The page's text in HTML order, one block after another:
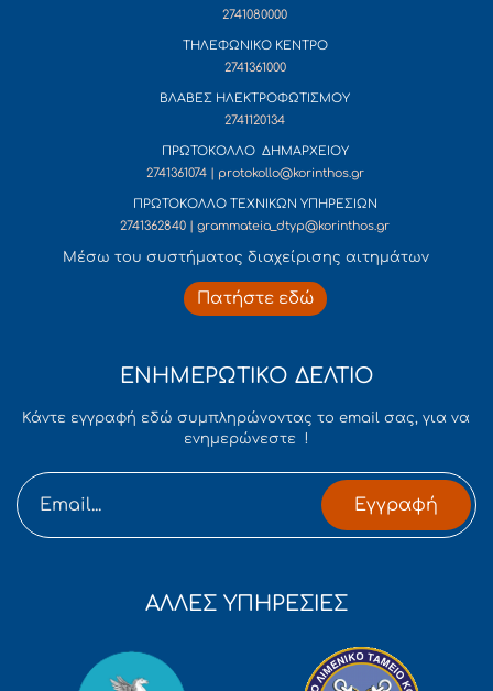
2741080000
ΤΗΛΕΦΩΝΙΚΟ ΚΕΝΤΡΟ
2741361000
ΒΛΑΒΕΣ ΗΛΕΚΤΡΟΦΩΤΙΣΜΟΥ
2741120134
ΠΡΩΤΟΚΟΛΛΟ ΔΗΜΑΡΧΕΙΟΥ
2741361074 | protokollo@korinthos.gr
ΠΡΩΤΟΚΟΛΛΟ ΤΕΧΝΙΚΩΝ ΥΠΗΡΕΣΙΩΝ
2741362840 | grammateia_dtyp@korinthos.gr
Mέσω του συστήματος διαχείρισης αιτημάτων
Πατήστε εδώ
ΕΝΗΜΕΡΩΤΙΚΟ ΔΕΛΤΙΟ
Κάντε εγγραφή εδώ συμπληρώνοντας το email σας, για να
ενημερώνεστε !
Εγγραφή
ΑΛΛΕΣ ΥΠΗΡΕΣΙΕΣ